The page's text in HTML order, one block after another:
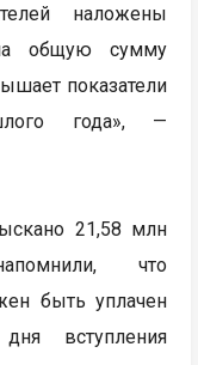
наложены
общую сумму
показатели
года», —
21,58 млн
что
быть уплачен
вступления